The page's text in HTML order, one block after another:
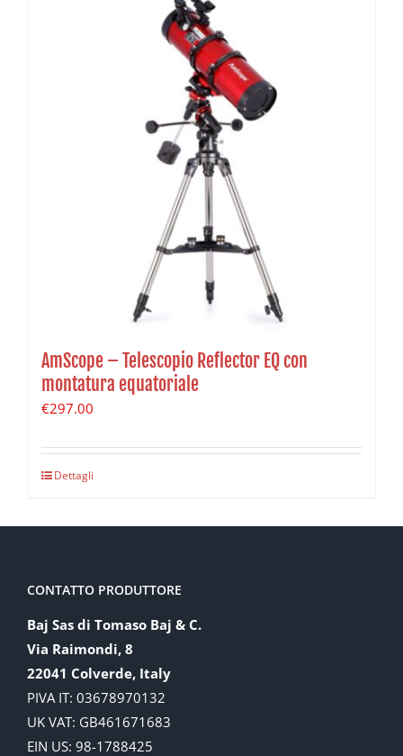
AmScope – Telescopio Reflector EQ con
montatura equatoriale
€297.00
Dettagli
CONTATTO PRODUTTORE
Baj Sas di Tomaso Baj & C.
Via Raimondi, 8
22041 Colverde, Italy
PIVA IT: 03678970132
UK VAT: GB461671683
EIN US: 98-1788425